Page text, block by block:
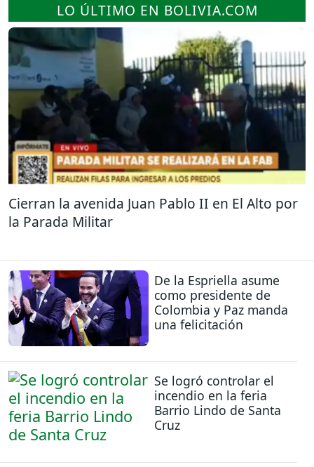
LO ÚLTIMO EN BOLIVIA.COM
Cierran la avenida Juan Pablo II en El Alto por
la Parada Militar
De la Espriella asume
como presidente de
Colombia y Paz manda
una felicitación
Se logró controlar el
incendio en la feria
Barrio Lindo de Santa
Cruz